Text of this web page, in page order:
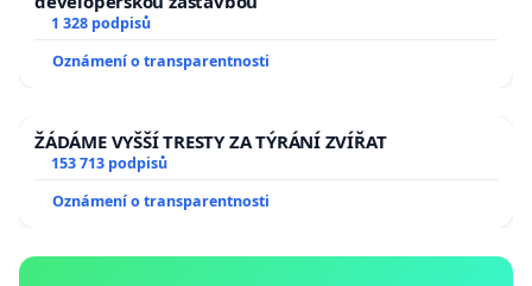
1 328 podpisů
Oznámení o transparentnosti
ŽÁDÁME VYŠŠÍ TRESTY ZA TÝRÁNÍ ZVÍŘAT
153 713 podpisů
Oznámení o transparentnosti